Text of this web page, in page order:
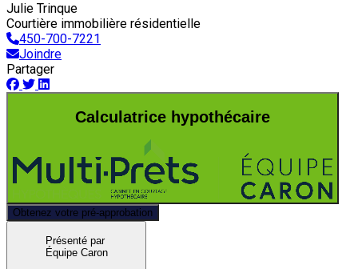
Julie Trinque
Courtière immobilière résidentielle
450-700-7221
Joindre
Partager
Calculatrice hypothécaire
Obtenez votre pré-approbation
Présenté par
Équipe Caron